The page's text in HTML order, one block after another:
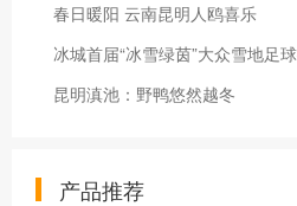
春日暖阳 云南昆明人鸥喜乐
冰城首届“冰雪绿茵”大众雪地足
昆明滇池：野鸭悠然越冬
产品推荐